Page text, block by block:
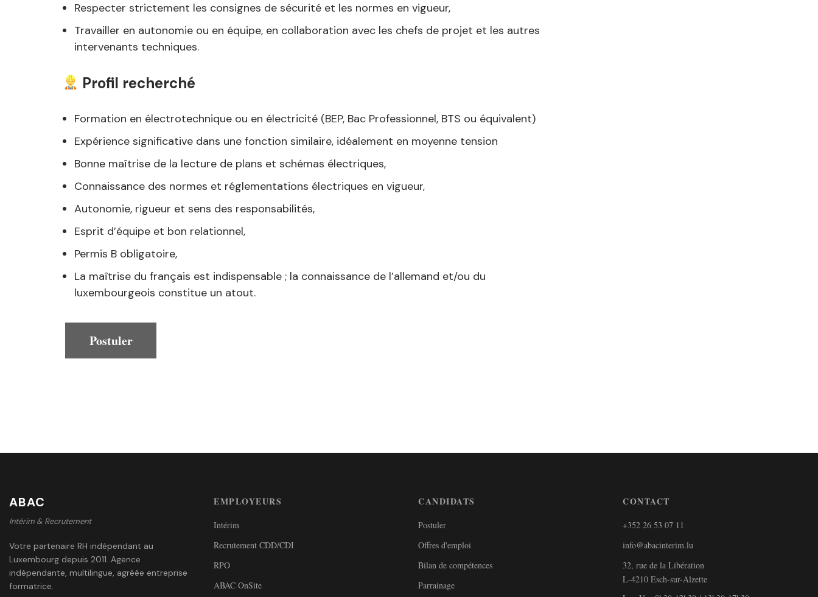
Respecter strictement les consignes de sécurité et les normes en vigueur,
Travailler en autonomie ou en équipe, en collaboration avec les chefs de projet et les autres
intervenants techniques.
Profil recherché
Formation en électrotechnique ou en électricité (BEP, Bac Professionnel, BTS ou équivalent)
Expérience significative dans une fonction similaire, idéalement en moyenne tension
Bonne maîtrise de la lecture de plans et schémas électriques,
Connaissance des normes et réglementations électriques en vigueur,
Autonomie, rigueur et sens des responsabilités,
Esprit d’équipe et bon relationnel,
Permis B obligatoire,
La maîtrise du français est indispensable ; la connaissance de l’allemand et/ou du
luxembourgeois constitue un atout.
ABAC
Intérim & Recrutement
Votre partenaire RH indépendant au
Luxembourg depuis 2011. Agence
indépendante, multilingue, agréée entreprise
formatrice.
EMPLOYEURS
Intérim
Recrutement CDD/CDI
RPO
ABAC OnSite
CANDIDATS
Postuler
Offres d'emploi
Bilan de compétences
Parrainage
CONTACT
+352 26 53 07 11
info@abacinterim.lu
32, rue de la Libération
L-4210 Esch-sur-Alzette